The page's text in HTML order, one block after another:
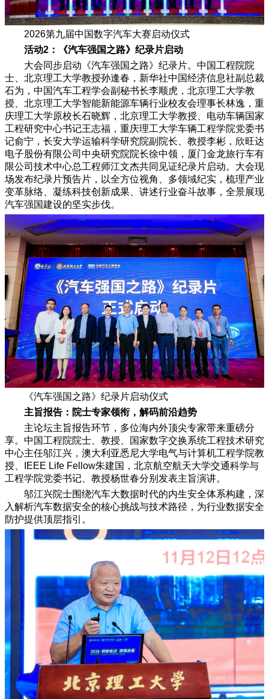
2026第九届中国数字汽车大赛启动仪式
活动2：《汽车强国之路》纪录片启动
大会同步启动《汽车强国之路》纪录片。中国工程院院
士、北京理工大学教授孙逢春，新华社中国经济信息社副总裁
石为，中国汽车工程学会副秘书长李顺虎，北京理工大学教
授、北京理工大学智能新能源车辆行业校友会理事长林逸，重
庆理工大学原校长石晓辉，北京理工大学教授、电动车辆国家
工程研究中心书记王志福，重庆理工大学车辆工程学院党委书
记俞宁，长安大学运输科学研究院副院长、教授李彬，欣旺达
电子股份有限公司中央研究院院长徐中领，厦门金龙旅行车有
限公司技术中心总工程师江文杰共同见证纪录片启动。大会现
场发布纪录片预告片，以全方位视角、多领域纪实，梳理产业
变革脉络、凝练科技创新成果、讲述行业奋斗故事，全景展现
汽车强国建设的坚实步伐。
《汽车强国之路》纪录片启动仪式
主旨报告：院士专家领衔，解码前沿趋势
主论坛主旨报告环节，多位海内外顶尖专家带来重磅分
享。中国工程院院士、教授、国家数字交换系统工程技术研究
中心主任邬江兴，澳大利亚悉尼大学电气与计算机工程学院教
授、IEEE Life Fellow朱建国，北京航空航天大学交通科学与
工程学院党委书记、教授杨世春分别发表主旨演讲。
邬江兴院士围绕汽车大数据时代的内生安全体系构建，深
入解析汽车数据安全的核心挑战与技术路径，为行业数据安全
防护提供顶层指引。